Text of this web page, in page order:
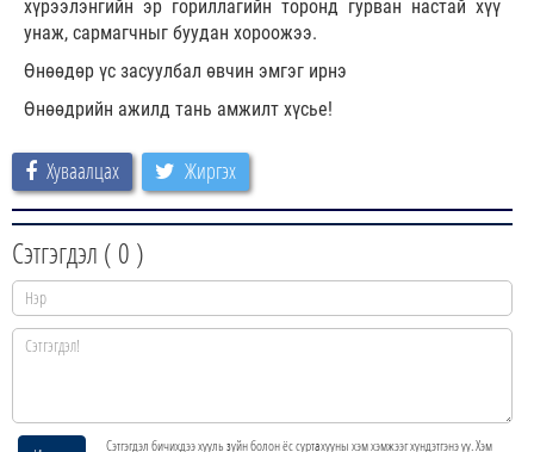
хүрээлэнгийн эр гориллагийн торонд гурван настай хүү
унаж, сармагчныг буудан хороожээ.
Өнөөдөр үс засуулбал өвчин эмгэг ирнэ
Өнөөдрийн ажилд тань амжилт хүсье!
Хуваалцах Жиргэх
Сэтгэгдэл ( 0 )
Сэтгэгдэл бичихдээ хууль зүйн болон ёс суртахууны хэм хэмжээг хүндэтгэнэ үү. Хэм